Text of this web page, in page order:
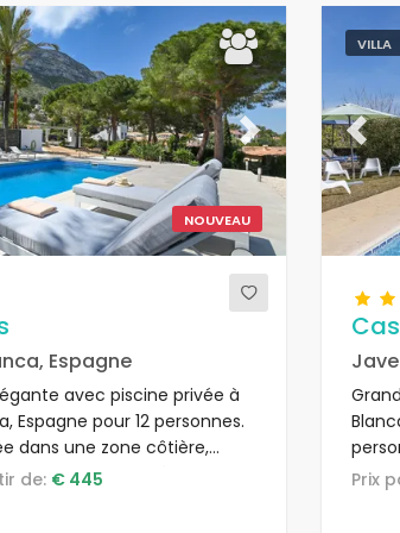
NOUVEAU
Next
Espagne
avec piscine privée à
Espagne pour 12 personnes.
dans une zone côtière,
et montagneuse, à 4 km de
de: € 445
VILLA
Prix